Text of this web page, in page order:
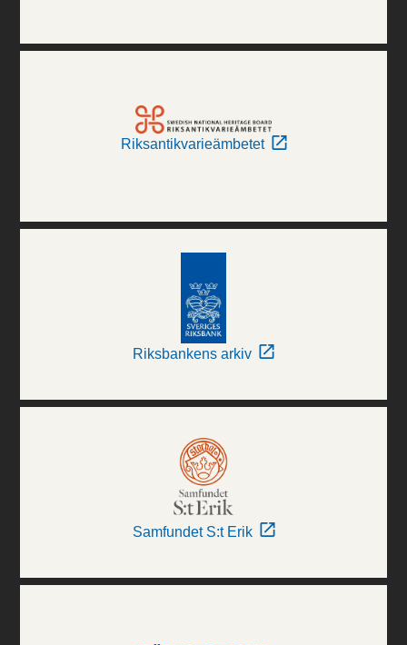
Riksantikvarieämbetet
Riksbankens arkiv
Samfundet S:t Erik